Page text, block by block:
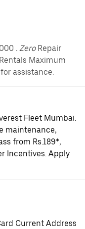
. ZeroRepair
Maximum
assistance.
Fleet Mumbai.
maintenance,
from Rs.189*,
Incentives. Apply
Current Address